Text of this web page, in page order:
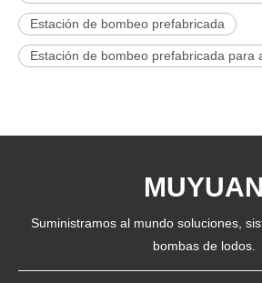
Estación de bombeo prefabricada
Estación de bombeo prefabricada para
MUYUAN
Suministramos al mundo soluciones,
bombas de lodos.